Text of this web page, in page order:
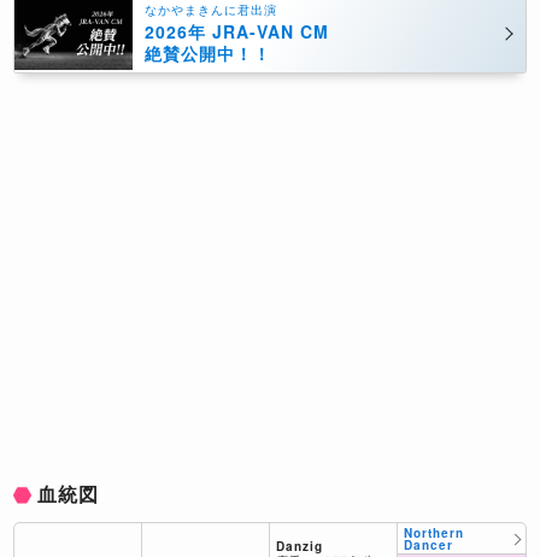
なかやまきんに君出演
2026年 JRA-VAN CM
絶賛公開中！！
血統図
Danzig
Northern
Dancer